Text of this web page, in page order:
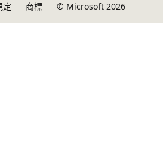
定 商標 © Microsoft 2026